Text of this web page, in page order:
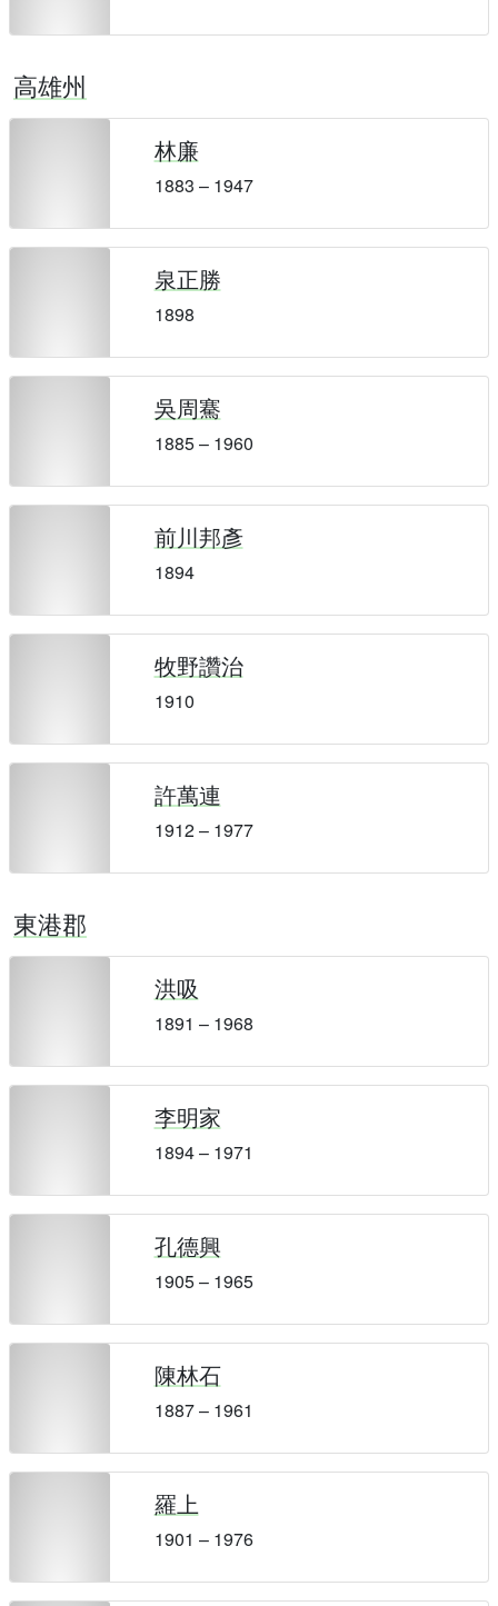
高雄州
林廉
1883 – 1947
泉正勝
1898
吳周騫
1885 – 1960
前川邦彥
1894
牧野讚治
1910
許萬連
1912 – 1977
東港郡
洪吸
1891 – 1968
李明家
1894 – 1971
孔德興
1905 – 1965
陳林石
1887 – 1961
羅上
1901 – 1976